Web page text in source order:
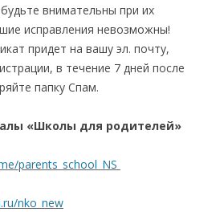
внимательны при их
исправления невозможны!
придет на вашу эл. почту,
в течение 7 дней после
папку Спам.
«Школы для родителей»
parents_school_NS
nko_new